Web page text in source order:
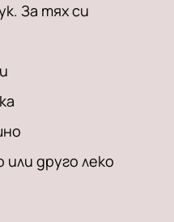
За тях си
или друго леко